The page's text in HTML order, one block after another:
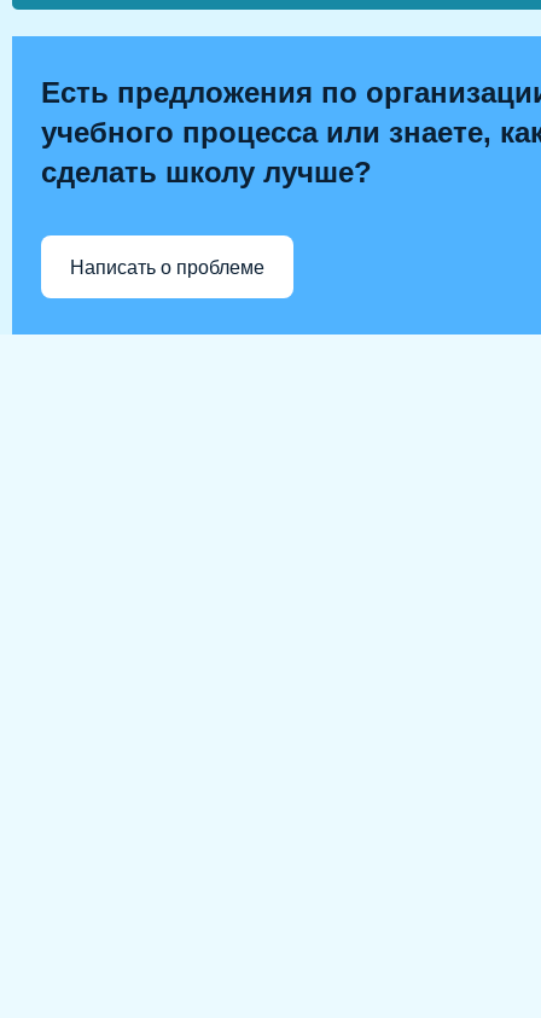
Есть предложения по
учебного процесса или знаете,
сделать школу лучше?
Написать о проблеме